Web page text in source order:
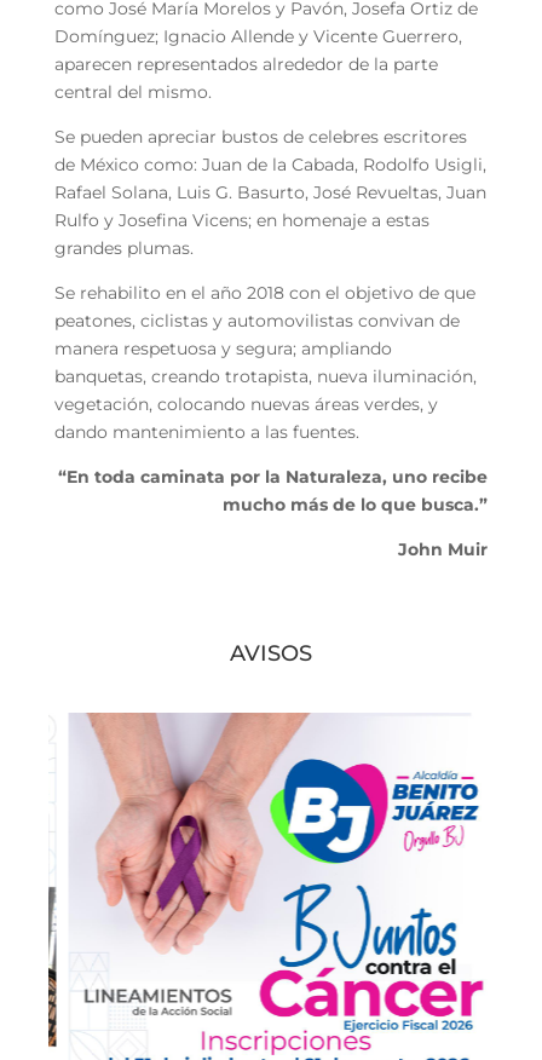
como José María Morelos y Pavón, Josefa Ortiz de
Domínguez; Ignacio Allende y Vicente Guerrero,
aparecen representados alrededor de la parte
central del mismo.
Se pueden apreciar bustos de celebres escritores
de México como: Juan de la Cabada, Rodolfo Usigli,
Rafael Solana, Luis G. Basurto, José Revueltas, Juan
Rulfo y Josefina Vicens; en homenaje a estas
grandes plumas.
Se rehabilito en el año 2018 con el objetivo de que
peatones, ciclistas y automovilistas convivan de
manera respetuosa y segura; ampliando
banquetas, creando trotapista, nueva iluminación,
vegetación, colocando nuevas áreas verdes, y
dando mantenimiento a las fuentes.
“En toda caminata por la Naturaleza, uno recibe
mucho más de lo que busca.”
John Muir
AVISOS